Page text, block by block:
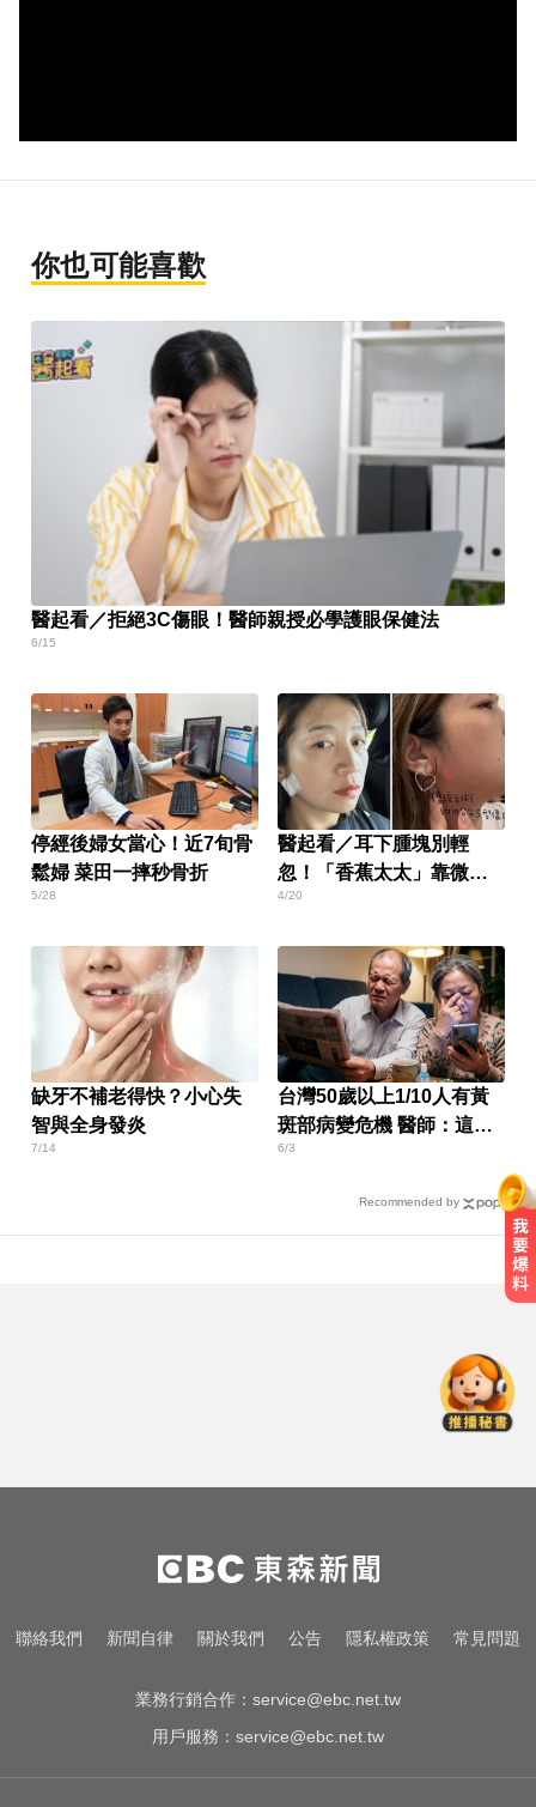
你也可能喜歡
醫起看／拒絕3C傷眼！醫師親授必學護眼保健法
6/15
停經後婦女當心！近7旬骨
鬆婦 菜田一摔秒骨折
5/28
醫起看／耳下腫塊別輕
忽！「香蕉太太」靠微創
手術切除腮腺瘤
4/20
缺牙不補老得快？小心失
智與全身發炎
7/14
台灣50歲以上1/10人有黃
斑部病變危機 醫師：這成
分很關鍵
6/3
Recommended by
侵中部西南空域
金牌員工轉投李多慧！剪輯師突暴
紅狂接20業配 Joeman 認：我也會
川普簽署行政命令！限縮出生公民
聯絡我們 新聞自律 關於我們 公告 隱私權政策 常見問題
業務行銷合作： service@ebc.net.tw
用戶服務： service@ebc.net.tw